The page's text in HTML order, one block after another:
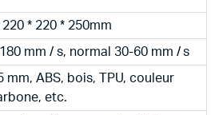
* 220 * 250mm
mm / s, normal 30-60 mm / s
mm, ABS, bois, TPU, couleur
etc.